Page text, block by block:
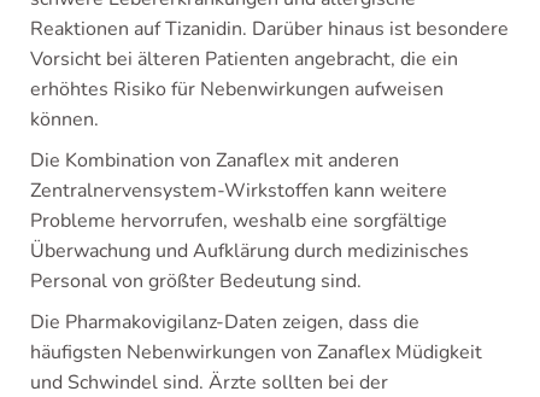
Reaktionen auf Tizanidin. Darüber hinaus ist besondere
Vorsicht bei älteren Patienten angebracht, die ein
erhöhtes Risiko für Nebenwirkungen aufweisen
können.
Die Kombination von Zanaflex mit anderen
Zentralnervensystem-Wirkstoffen kann weitere
Probleme hervorrufen, weshalb eine sorgfältige
Überwachung und Aufklärung durch medizinisches
Personal von größter Bedeutung sind.
Die Pharmakovigilanz-Daten zeigen, dass die
häufigsten Nebenwirkungen von Zanaflex Müdigkeit
und Schwindel sind. Ärzte sollten bei der